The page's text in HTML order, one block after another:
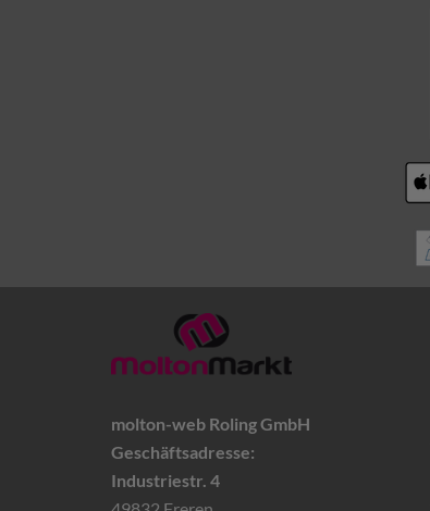
molton-web Roling GmbH
Geschäftsadresse:
Industriestr. 4